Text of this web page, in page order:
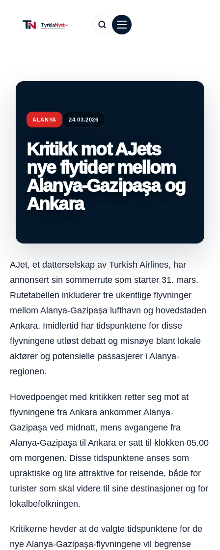
ALANYA 24.03.2026
Kritikk mot AJets
nye flytider mellom
Alanya-Gazipaşa og
Ankara
AJet, et datterselskap av Turkish Airlines, har
annonsert sin sommerrute som starter 31. mars.
Rutetabellen inkluderer tre ukentlige flyvninger
mellom Alanya-Gazipaşa lufthavn og hovedstaden
Ankara. Imidlertid har tidspunktene for disse
flyvningene utløst debatt og misnøye blant lokale
aktører og potensielle passasjerer i Alanya-
regionen.
Hovedpoenget med kritikken retter seg mot at
flyvningene fra Ankara ankommer Alanya-
Gazipaşa ved midnatt, mens avgangene fra
Alanya-Gazipaşa til Ankara er satt til klokken 05.00
om morgenen. Disse tidspunktene anses som
upraktiske og lite attraktive for reisende, både for
turister som skal videre til sine destinasjoner og for
lokalbefolkningen.
Kritikerne hevder at de valgte tidspunktene for de
nye Alanya-Gazipaşa-flyvningene vil begrense